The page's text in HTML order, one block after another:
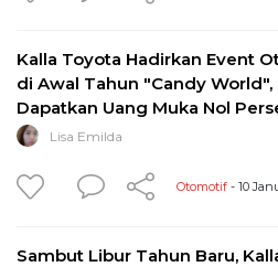
Kalla Toyota Hadirkan Event
di Awal Tahun "Candy World",
Dapatkan Uang Muka Nol
Lisa Emilda
Otomotif - 10
Sambut Libur Tahun Baru,